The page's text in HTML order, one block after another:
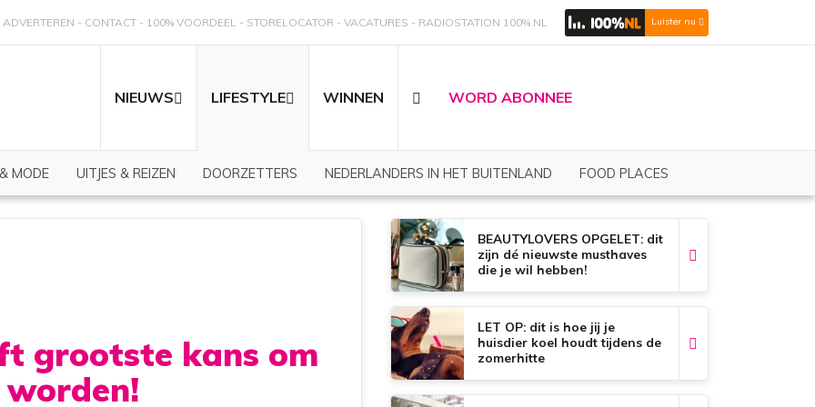
ADVERTEREN CONTACT 100% VOORDEEL STORELOCATOR VACATURES RADIOSTATION 100% NL Luister nu
NIEUWS LIFESTYLE
MODE UITJES & REIZEN DOORZETTERS NEDERLANDERS IN HET BUITENLAND FOOD PLACES
WINNEN WORD ABONNEE
grootste kans om
BEAUTYLOVERS OPGELET: dit
zijn dé nieuwste musthaves
die je wil hebben!
LET OP: dit is hoe jij je
huisdier koel houdt tijdens de
zomerhitte